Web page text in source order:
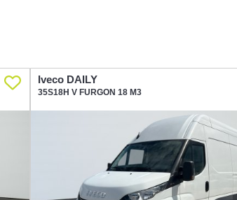
Iveco DAILY
35S18H V FURGON 18 M3